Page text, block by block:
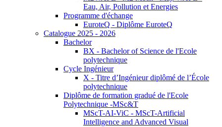
Eau, Air, Pollution et Energies
Programme d'échange
EuroteQ - Diplôme EuroteQ
Catalogue 2025 - 2026
Bachelor
BX - Bachelor of Science de l'Ecole
polytechnique
Cycle Ingénieur
X - Titre d’Ingénieur diplômé de l’École
polytechnique
Diplôme de formation gradué de l'Ecole
Polytechnique -MSc&T
MScT-AI-ViC - MScT-Artificial
Intelligence and Advanced Visual